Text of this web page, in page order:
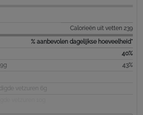
Calorieën uit vetten 239
% aanbevolen dagelijkse hoeveelheid*
40%
43%
vetzuren 6g